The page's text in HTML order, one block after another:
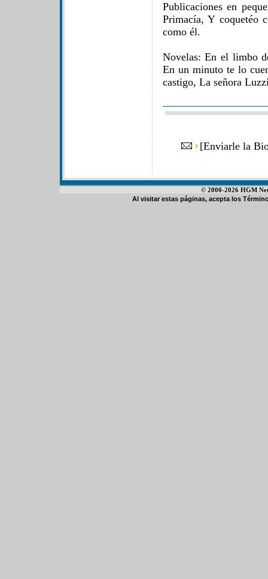
Publicaciones en
Primacía, Y coquetéo
como él.
Novelas: En el limbo
En un minuto te lo
castigo, La señora
[Enviarle la
© 2000-2026 HGM
Al visitar estas páginas, acepta los